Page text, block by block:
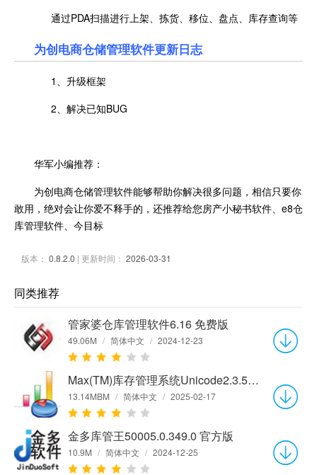
通过PDA扫描进行上架、拣货、移位、盘点、库存查询等
为创电商仓储管理软件更新日志
1、升级框架
2、解决已知BUG
华军小编推荐：
为创电商仓储管理软件能够帮助你解决很多问题，相信只要你
敢用，绝对会让你爱不释手的，还推荐给您房产小秘书软件、e8仓
库管理软件、今目标
版本： 0.8.2.0 | 更新时间： 2026-03-31
同类推荐
管家婆仓库管理软件6.16 免费版
49.06M / 简体中文 / 2024-12-23
Max(TM)库存管理系统Unicode2.3.5.2 MySQL网络版
13.14MBM / 简体中文 / 2025-02-17
金多库管王50005.0.349.0 官方版
10.9M / 简体中文 / 2024-12-25